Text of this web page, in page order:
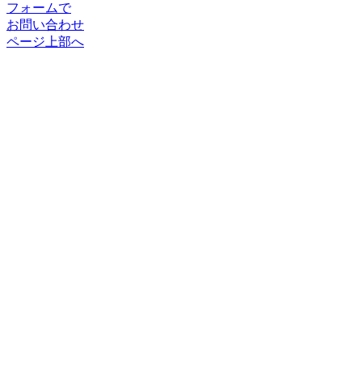
フォームで
お問い合わせ
ページ上部へ